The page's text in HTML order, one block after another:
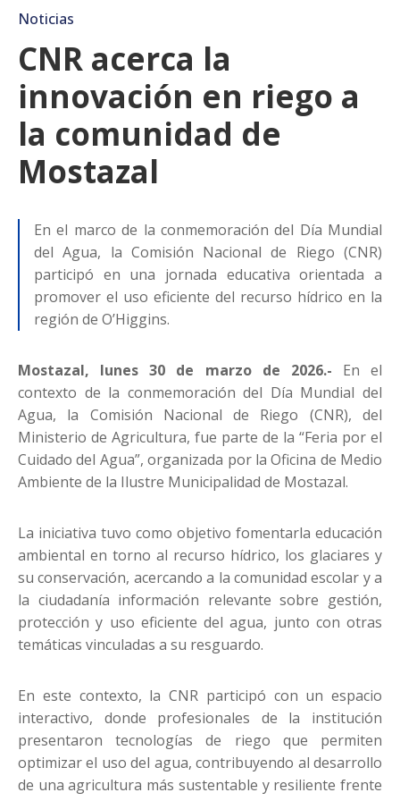
Noticias
CNR acerca la
innovación en riego a
la comunidad de
Mostazal
En el marco de la conmemoración del Día Mundial
del Agua, la Comisión Nacional de Riego (CNR)
participó en una jornada educativa orientada a
promover el uso eficiente del recurso hídrico en la
región de O’Higgins.
Mostazal, lunes 30 de marzo de 2026.- En el
contexto de la conmemoración del Día Mundial del
Agua, la Comisión Nacional de Riego (CNR), del
Ministerio de Agricultura, fue parte de la “Feria por el
Cuidado del Agua”, organizada por la Oficina de Medio
Ambiente de la Ilustre Municipalidad de Mostazal.
La iniciativa tuvo como objetivo fomentarla educación
ambiental en torno al recurso hídrico, los glaciares y
su conservación, acercando a la comunidad escolar y a
la ciudadanía información relevante sobre gestión,
protección y uso eficiente del agua, junto con otras
temáticas vinculadas a su resguardo.
En este contexto, la CNR participó con un espacio
interactivo, donde profesionales de la institución
presentaron tecnologías de riego que permiten
optimizar el uso del agua, contribuyendo al desarrollo
de una agricultura más sustentable y resiliente frente